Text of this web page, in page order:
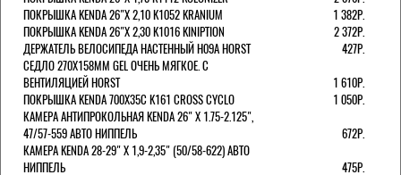
ПОКРЫШКА KENDA 26"Х 2,10 K1052 KRANIUM
1 382Р.
ПОКРЫШКА KENDA 26"Х 2,30 K1016 KINIPTION
2 372Р.
ДЕРЖАТЕЛЬ ВЕЛОСИПЕДА НАСТЕННЫЙ H09A HORST
427Р.
СЕДЛО 270Х158ММ GEL ОЧЕНЬ МЯГКОЕ. С
ВЕНТИЛЯЦИЕЙ HORST
1 610Р.
ПОКРЫШКА KENDA 700Х35С K161 CROSS CYCLO
1 050Р.
КАМЕРА АНТИПРОКОЛЬНАЯ KENDA 26" Х 1.75-2.125",
47/57-559 АВТО НИППЕЛЬ
672Р.
КАМЕРА KENDA 28-29" Х 1,9-2,35" (50/58-622) АВТО
НИППЕЛЬ
475Р.